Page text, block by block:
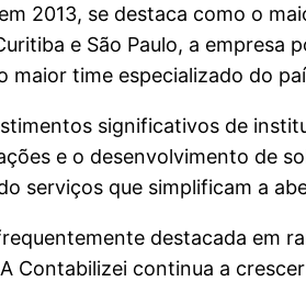
2013, se destaca como o
e São Paulo, a
time especializado do
significativos de
e o desenvolvimento de
serviços que simplificam a
destacada em
Contabilizei continua a